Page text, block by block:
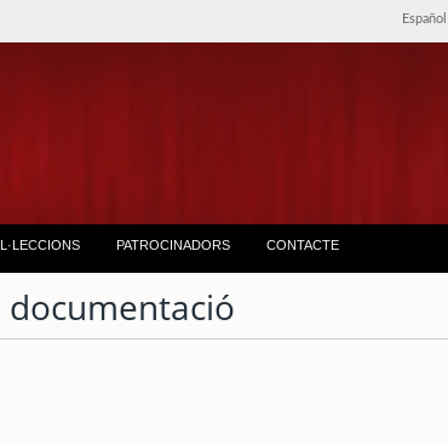
Español
PATROCINADORS CONTACTE
documentació